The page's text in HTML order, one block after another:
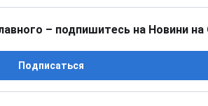
– подпишитесь на Новини на
Подписаться